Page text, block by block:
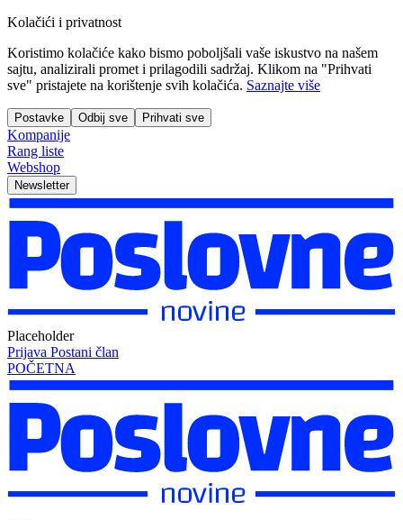
Kolačići i privatnost
Koristimo kolačiće kako bismo poboljšali vaše iskustvo na našem
sajtu, analizirali promet i prilagodili sadržaj. Klikom na "Prihvati
sve" pristajete na korištenje svih kolačića. Saznajte više
Postavke Odbij sve Prihvati sve
Kompanije
Rang liste
Webshop
Newsletter
Placeholder
Prijava Postani član
POČETNA